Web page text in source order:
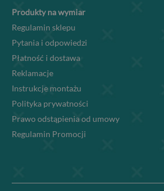
Produkty na wymiar
Regulamin sklepu
Pytania i odpowiedzi
Płatność i dostawa
Reklamacje
Instrukcje montażu
Polityka prywatności
Prawo odstąpienia od umowy
Regulamin Promocji